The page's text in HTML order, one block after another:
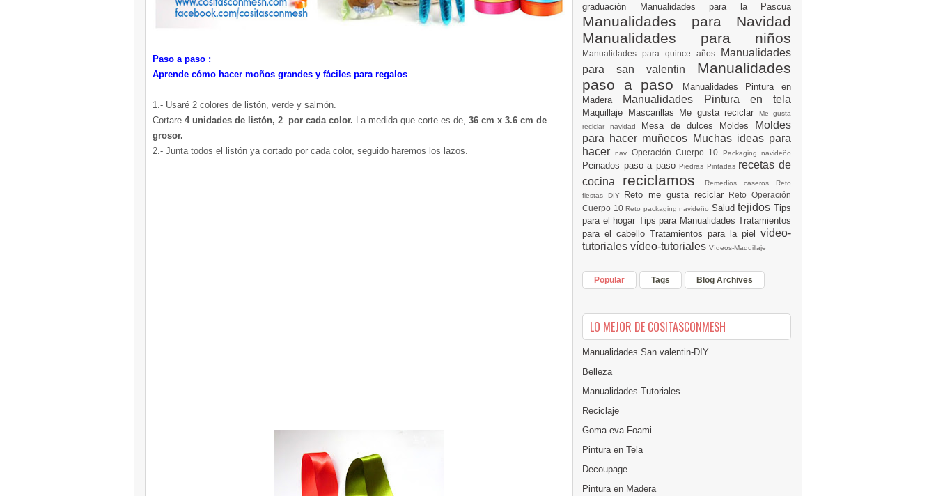
Paso a paso :
Aprende cómo hacer moños grandes y fáciles para regalos
1.- Usaré 2 colores de listón, verde y salmón.
Cortare 4 unidades de listón, 2 por cada color. La medida que corte es de, 36 cm x 3.6 cm de
grosor.
2.- Junta todos el listón ya cortado por cada color, seguido haremos los lazos.
graduación Manualidades para la Pascua
Manualidades para Navidad
Manualidades para niños
Manualidades para quince años
Manualidades
para san valentin Manualidades
paso a paso
Manualidades Pintura en
Madera
Manualidades Pintura en tela
Maquillaje Mascarillas Me gusta reciclar
Me gusta
reciclar navidad Mesa de dulces Moldes
Moldes
para hacer muñecos Muchas ideas para
hacernav Operación Cuerpo 10 Packaging navideño
Peinados paso a pasoPiedras Pintadas recetas de
cocina reciclamos Remedios caseros Reto
fiestas DIY Reto me gusta reciclar
Reto Operación
Cuerpo 10Reto packaging navideño SaludtejidosTips
para el hogar Tips para Manualidades Tratamientos
para el cabello Tratamientos para la piel video-
tutoriales vídeo-tutoriales Vídeos-Maquillaje
Popular Tags Blog Archives
LO MEJOR DE COSITASCONMESH
Manualidades San valentin-DIY
Belleza
Manualidades-Tutoriales
Reciclaje
Goma eva-Foami
Pintura en Tela
Decoupage
Pintura en Madera